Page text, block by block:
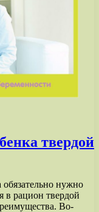
твердой
обязательно нужно
в рацион твердой
Во-